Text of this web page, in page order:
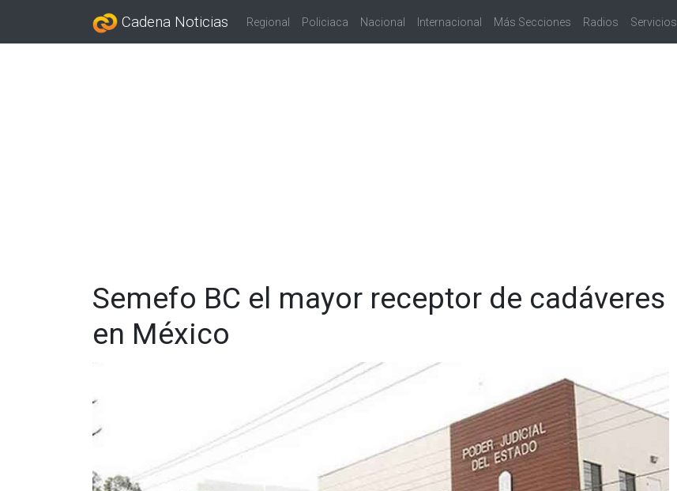
Cadena Noticias Regional Policiaca Nacional Internacional Más Secciones Radios Servicios
Semefo BC el mayor receptor de cadáveres
en México